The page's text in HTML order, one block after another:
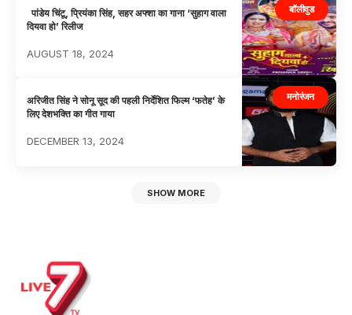
बॉलीवुड
पांडेय चिंटू, प्रियंका सिंह, सहर अफ्शा का गाना ‘सुहाग वाला
दियवा हो’ रिलीज
AUGUST 18, 2024
मनोरंजन
अरिजीत सिंह ने सोनू सूद की पहली निर्देशित फिल्म ‘फतेह’ के
लिए देशभक्ति का गीत गाया
DECEMBER 13, 2024
SHOW MORE